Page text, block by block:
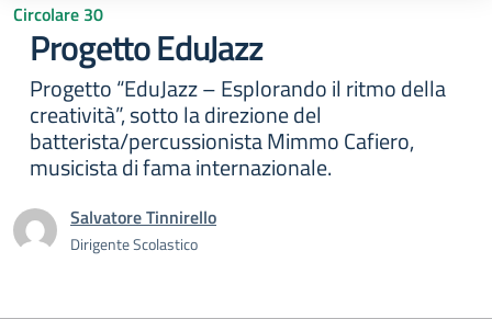
Circolare 30
Progetto EduJazz
Progetto “EduJazz – Esplorando il ritmo della
creatività”, sotto la direzione del
batterista/percussionista Mimmo Cafiero,
musicista di fama internazionale.
Salvatore Tinnirello
Dirigente Scolastico